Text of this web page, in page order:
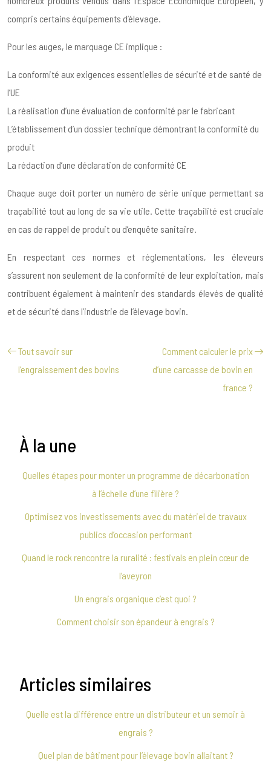
compris certains équipements d’élevage.
Pour les auges, le marquage CE implique :
La conformité aux exigences essentielles de sécurité et de santé de
l’UE
La réalisation d’une évaluation de conformité par le fabricant
L’établissement d’un dossier technique démontrant la conformité du
produit
La rédaction d’une déclaration de conformité CE
Chaque auge doit porter un numéro de série unique permettant sa
traçabilité tout au long de sa vie utile. Cette traçabilité est cruciale
en cas de rappel de produit ou d’enquête sanitaire.
En respectant ces normes et réglementations, les éleveurs
s’assurent non seulement de la conformité de leur exploitation, mais
contribuent également à maintenir des standards élevés de qualité
et de sécurité dans l’industrie de l’élevage bovin.
Tout savoir sur
l’engraissement des bovins
Comment calculer le prix
d’une carcasse de bovin en
france ?
À la une
Quelles étapes pour monter un programme de décarbonation
à l’échelle d’une filière ?
Optimisez vos investissements avec du matériel de travaux
publics d’occasion performant
Quand le rock rencontre la ruralité : festivals en plein cœur de
l’aveyron
Un engrais organique c’est quoi ?
Comment choisir son épandeur à engrais ?
Articles similaires
Quelle est la différence entre un distributeur et un semoir à
engrais ?
Quel plan de bâtiment pour l’élevage bovin allaitant ?